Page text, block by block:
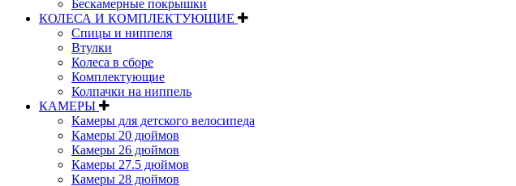
Бескамерные покрышки
КОЛЕСА И КОМПЛЕКТУЮЩИЕ
Спицы и ниппеля
Втулки
Колеса в сборе
Комплектующие
Колпачки на ниппель
КАМЕРЫ
Камеры для детского велосипеда
Камеры 20 дюймов
Камеры 26 дюймов
Камеры 27.5 дюймов
Камеры 28 дюймов